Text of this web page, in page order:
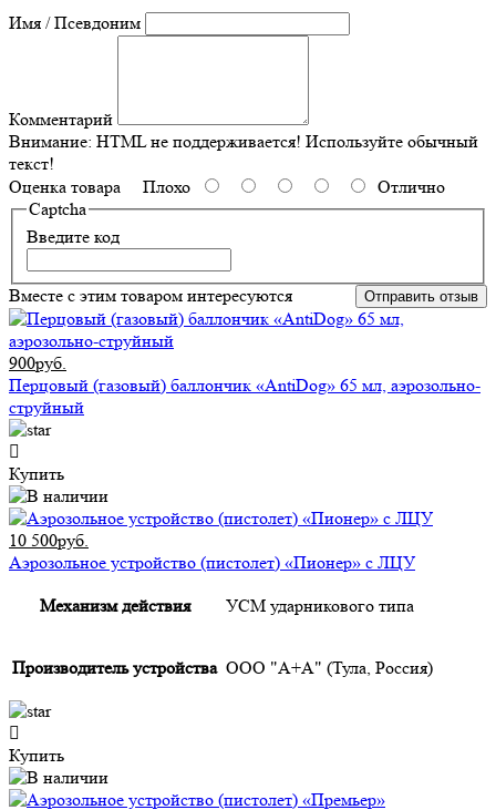
Имя / Псевдоним
Комментарий
Внимание: HTML не поддерживается! Используйте обычный
текст!
Оценка товара Плохо
Отлично
Captcha
Введите код
Отправить отзыв
Вместе с этим товаром интересуются
900руб.
Перцовый (газовый) баллончик «AntiDog» 65 мл, аэрозольно-
струйный
Купить
10 500руб.
Аэрозольное устройство (пистолет) «Пионер» с ЛЦУ
Механизм действия УСМ ударникового типа
Производитель устройства ООО "А+А" (Тула, Россия)
Купить